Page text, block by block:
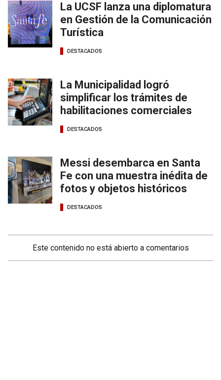
La UCSF lanza una diplomatura
en Gestión de la Comunicación
Turística
DESTACADOS
La Municipalidad logró
simplificar los trámites de
habilitaciones comerciales
DESTACADOS
Messi desembarca en Santa
Fe con una muestra inédita de
fotos y objetos históricos
DESTACADOS
Este contenido no está abierto a comentarios